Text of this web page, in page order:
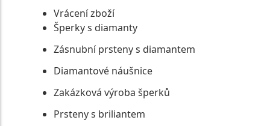
Vrácení zboží
Šperky s diamanty
Zásnubní prsteny s diamantem
Diamantové náušnice
Zakázková výroba šperků
Prsteny s briliantem